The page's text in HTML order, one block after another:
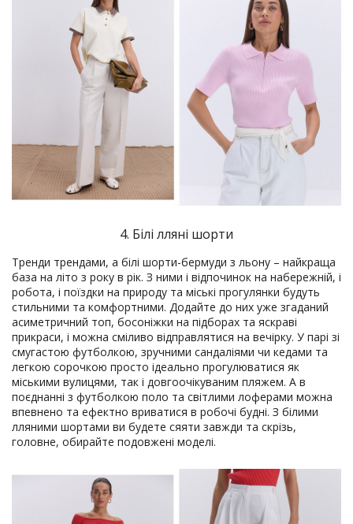
4. Білі лляні шорти
Тренди трендами, а білі шорти-бермуди з льону – найкраща
база на літо з року в рік. З ними і відпочинок на набережній, і
робота, і поїздки на природу та міські прогулянки будуть
стильними та комфортними. Додайте до них уже згаданий
асиметричний топ, босоніжки на підборах та яскраві
прикраси, і можна сміливо відправлятися на вечірку. У парі зі
смугастою футболкою, зручними сандаліями чи кедами та
легкою сорочкою просто ідеально прогулюватися як
міськими вулицями, так і довгоочікуваним пляжем. А в
поєднанні з футболкою поло та світлими лоферами можна
впевнено та ефектно вриватися в робочі будні. З білими
лляними шортами ви будете сяяти завжди та скрізь,
головне, обирайте подовжені моделі.